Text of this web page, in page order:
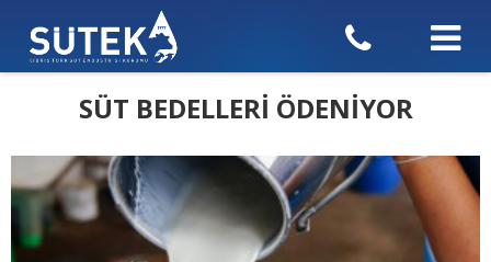
SÜT BEDELLERİ ÖDENİYOR